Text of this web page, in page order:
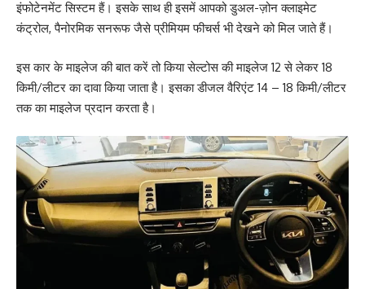
इंफोटेनमेंट सिस्टम हैं। इसके साथ ही इसमें आपको डुअल-ज़ोन क्लाइमेट
कंट्रोल, पैनोरमिक सनरूफ जैसे प्रीमियम फीचर्स भी देखने को मिल जाते हैं।
इस कार के माइलेज की बात करें तो किया सेल्टोस की माइलेज 12 से लेकर 18
किमी/लीटर का दावा किया जाता है। इसका डीजल वैरिएंट 14 – 18 किमी/लीटर
तक का माइलेज प्रदान करता है।